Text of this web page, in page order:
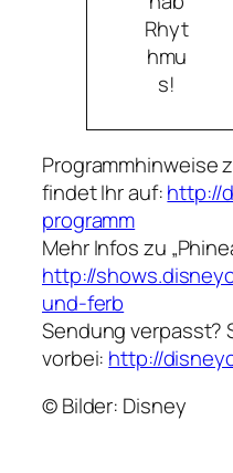
Rhyt
hmu
s!
Programmhinweise
findet Ihr auf:http://
programm
Mehr Infos zu
http://
und-ferb
Sendung verpasst?
vorbei: http://
© Bilder: Disney